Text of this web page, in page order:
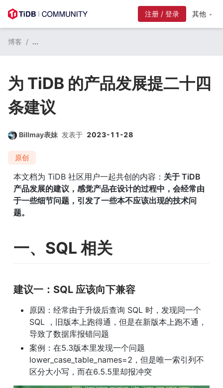
注册 / 登录 其他
博客 / ...
为 TiDB 的产品发展提二十四
条建议
Billmay表妹 发表于 2023-11-28
原创
本文档为 TiDB 社区用户一起共创的内容： 关于 TiDB
产品发展的建议，感觉产品在设计的过程中，会经常由
于一些细节问题，引发了一些本不应该出现的技术问
题。
一、SQL 相关
建议一：SQL 应该向下兼容
原因：经常由于升级后查询 SQL 时，发现同一个
SQL ，旧版本上跑得通，但是在新版本上跑不通，
导致了数据库报错问题
案例：在5.3版本里发现一个问题
lower_case_table_names=2，但是唯一索引列不
区分大小写，而在6.5.5里却报冲突